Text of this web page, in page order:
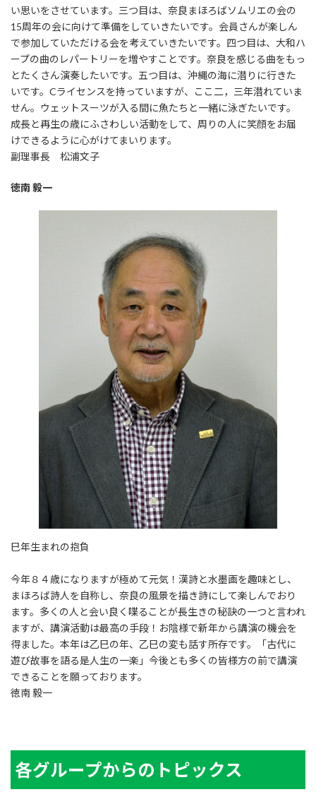
い思いをさせています。三つ目は、奈良まほろばソムリエの会の
15周年の会に向けて準備をしていきたいです。会員さんが楽しん
で参加していただける会を考えていきたいです。四つ目は、大和ハ
ープの曲のレパートリーを増やすことです。奈良を感じる曲をもっ
とたくさん演奏したいです。五つ目は、沖縄の海に潜りに行きた
いです。Cライセンスを持っていますが、ここ二，三年潜れていま
せん。ウェットスーツが入る間に魚たちと一緒に泳ぎたいです。
成長と再生の歳にふさわしい活動をして、周りの人に笑顔をお届
けできるように心がけてまいります。
副理事長 松浦文子
徳南 毅一
巳年生まれの抱負
今年８４歳になりますが極めて元気！漢詩と水墨画を趣味とし、
まほろば詩人を自称し、奈良の風景を描き詩にして楽しんでおり
ます。多くの人と会い良く喋ることが長生きの秘訣の一つと言われ
ますが、講演活動は最高の手段！お陰様で新年から講演の機会を
得ました。本年は乙巳の年、乙巳の変も話す所存です。「古代に
遊び故事を語る是人生の一楽」今後とも多くの皆様方の前で講演
できることを願っております。
徳南 毅一
各グループからのトピックス